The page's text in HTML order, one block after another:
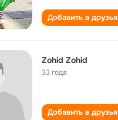
Добавить в друзья
Zohid Zohid
33 года
Добавить в друзья